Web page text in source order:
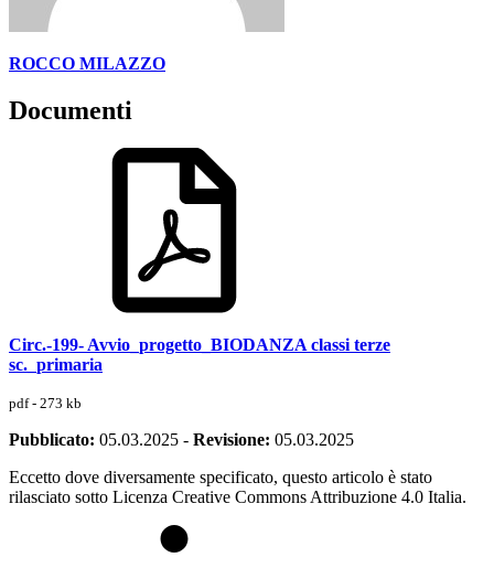
ROCCO MILAZZO
Documenti
Circ.-199- Avvio_progetto_BIODANZA classi terze
sc._primaria
pdf - 273 kb
Pubblicato: 05.03.2025 - Revisione: 05.03.2025
Eccetto dove diversamente specificato, questo articolo è stato
rilasciato sotto Licenza Creative Commons Attribuzione 4.0 Italia.